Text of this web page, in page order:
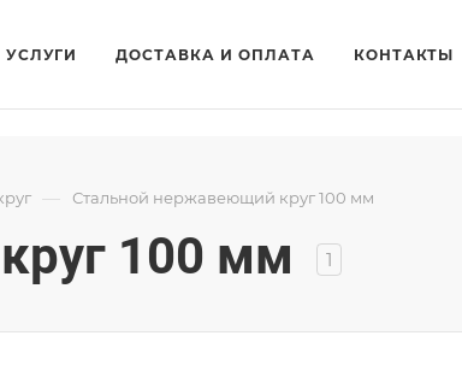
УСЛУГИ ДОСТАВКА И ОПЛАТА КОНТАКТЫ
— Стальной нержавеющий круг 100 мм
100 мм 1